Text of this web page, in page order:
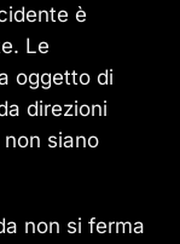
è
Le
oggetto di
direzioni
siano
non si ferma